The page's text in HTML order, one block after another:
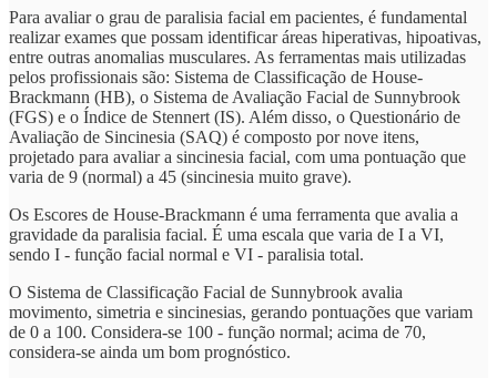
Para avaliar o grau de paralisia facial em pacientes, é fundamental
realizar exames que possam identificar áreas hiperativas, hipoativas,
entre outras anomalias musculares. As ferramentas mais utilizadas
pelos profissionais são: Sistema de Classificação de House-
Brackmann (HB), o Sistema de Avaliação Facial de Sunnybrook
(FGS) e o Índice de Stennert (IS). Além disso, o Questionário de
Avaliação de Sincinesia (SAQ) é composto por nove itens,
projetado para avaliar a sincinesia facial, com uma pontuação que
varia de 9 (normal) a 45 (sincinesia muito grave).
Os Escores de House-Brackmann é uma ferramenta que avalia a
gravidade da paralisia facial. É uma escala que varia de I a VI,
sendo I - função facial normal e VI - paralisia total.
O Sistema de Classificação Facial de Sunnybrook avalia
movimento, simetria e sincinesias, gerando pontuações que variam
de 0 a 100. Considera-se 100 - função normal; acima de 70,
considera-se ainda um bom prognóstico.